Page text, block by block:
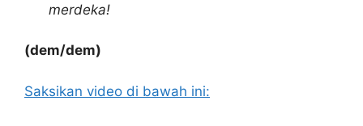
merdeka!
(dem/dem)
Saksikan video di bawah ini: